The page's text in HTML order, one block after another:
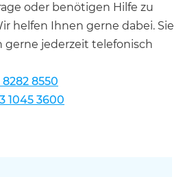
oder benötigen Hilfe zu
helfen Ihnen gerne dabei. Sie
gerne jederzeit telefonisch
8282 8550
1045 3600